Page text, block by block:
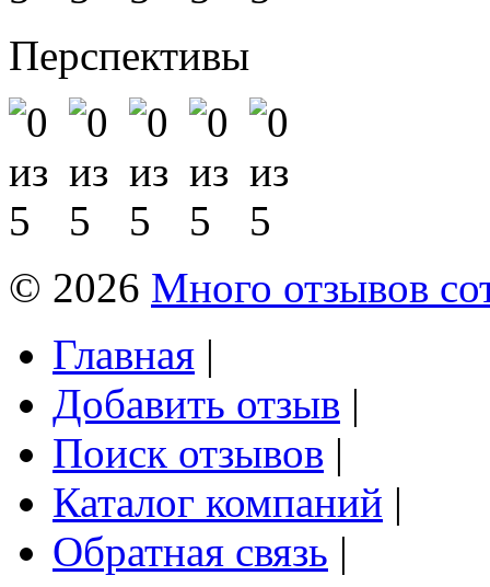
Перспективы
© 2026 Много отзывов
Главная |
Добавить отзыв |
Поиск отзывов |
Каталог компаний |
Обратная связь |